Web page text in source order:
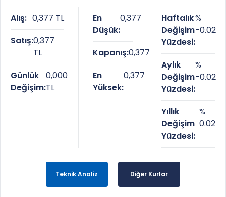
Alış: 0,377 TL
Satış:0,377
TL
Günlük
Değişim:
0,000
TL
En
Düşük:
0,377
Kapanış:0,377
En
Yüksek:
0,377
Haftalık
Değişim
Yüzdesi:
%
-0.02
Aylık
Değişim
Yüzdesi:
%
-0.02
Yıllık
Değişim
Yüzdesi:
%
0.02
Teknik Analiz Diğer Kurlar